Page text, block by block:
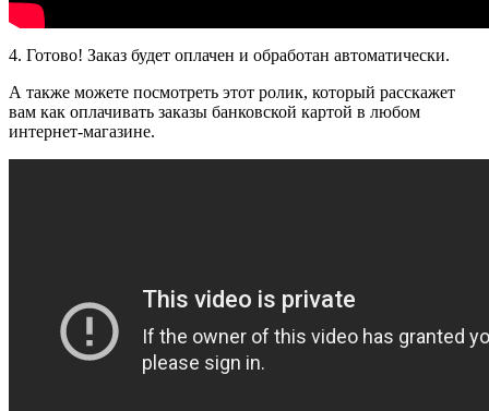
4. Готово! Заказ будет оплачен и обработан автоматически.
А также можете посмотреть этот ролик, который расскажет
вам как оплачивать заказы банковской картой в любом
интернет-магазине.